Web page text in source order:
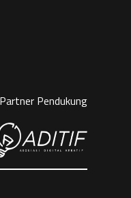
Partner Pendukung